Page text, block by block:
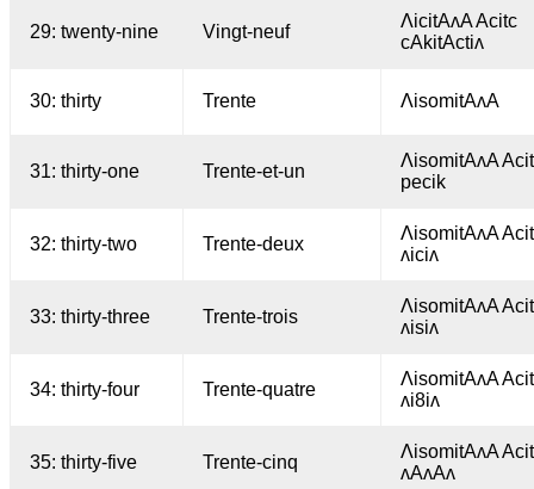
29: twenty-nine Vingt-neuf
ΛicitAʌA Acitc
cAkitActiʌ
30: thirty Trente ΛisomitAʌA
31: thirty-one Trente-et-un
ΛisomitAʌA
pecik
32: thirty-two Trente-deux
ΛisomitAʌA
ʌiciʌ
33: thirty-three Trente-trois
ΛisomitAʌA
ʌisiʌ
34: thirty-four Trente-quatre
ΛisomitAʌA
ʌi8iʌ
35: thirty-five Trente-cinq
ΛisomitAʌA
ʌAʌAʌ